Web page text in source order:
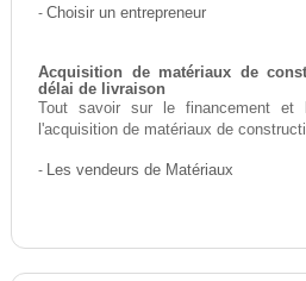
- Choisir un entrepreneur
Acquisition de matériaux de
délai de livraison
Tout savoir sur le financement
l'acquisition de matériaux de
- Les vendeurs de Matériaux